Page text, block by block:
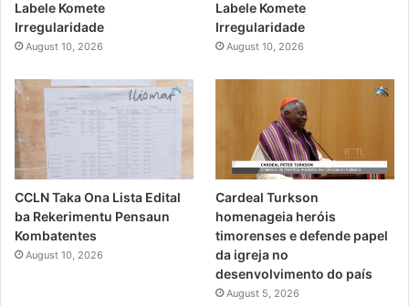
Labele Komete
Irregularidade
August 10, 2026
Labele Komete
Irregularidade
August 10, 2026
CCLN Taka Ona Lista Edital
ba Rekerimentu Pensaun
Kombatentes
August 10, 2026
Cardeal Turkson
homenageia heróis
timorenses e defende papel
da igreja no
desenvolvimento do país
August 5, 2026